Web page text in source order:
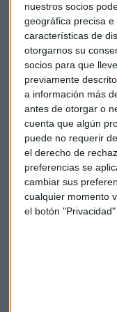
nuestros socios
geográfica precisa
características de
otorgarnos su
socios para que
previamente
a información más
antes de otorgar o
cuenta que algún
puede no requerir
el derecho de
preferencias se
cambiar sus
cualquier momento
el botón
avanzado un 0,85%.
En el lado negativo
2%, seguido por Dia,
Bolsa Yellen